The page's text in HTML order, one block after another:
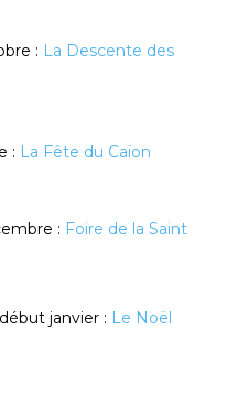
: La Descente des
: La Fête du Caïon
: Foire de la Saint
janvier : Le Noël